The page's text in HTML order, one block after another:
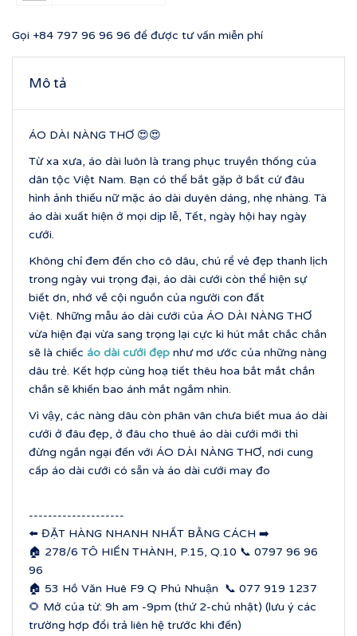
Gọi +84 797 96 96 96 để được tư vấn miễn phí
Mô tả
ÁO DÀI NÀNG THƠ 😍😍
Từ xa xưa, áo dài luôn là trang phục truyền thống của
dân tộc Việt Nam. Bạn có thể bắt gặp ở bất cứ đâu
hình ảnh thiếu nữ mặc áo dài duyên dáng, nhẹ nhàng. Tà
áo dài xuất hiện ở mọi dịp lễ, Tết, ngày hội hay ngày
cưới.
Không chỉ đem đến cho cô dâu, chú rể vẻ đẹp thanh lịch
trong ngày vui trọng đại, áo dài cưới còn thể hiện sự
biết ơn, nhớ về cội nguồn của người con đất
Việt. Những mẫu áo dài cưới của ÁO DÀI NÀNG THƠ
vừa hiện đại vừa sang trọng lại cực kì hút mắt chắc chắn
sẽ là chiếc áo dài cưới đẹp như mơ ước của những nàng
dâu trẻ. Kết hợp cùng hoạ tiết thêu hoa bắt mắt chắn
chắn sẽ khiến bao ánh mắt ngắm nhìn.
Vì vậy, các nàng dâu còn phân vân chưa biết mua áo dài
cưới ở đâu đẹp, ở đâu cho thuê áo dài cưới mới thì
đừng ngần ngại đến với ÁO DÀI NÀNG THƠ, nơi cung
cấp áo dài cưới có sẵn và áo dài cưới may đo
--------------------
⬅️ ĐẶT HÀNG NHANH NHẤT BẰNG CÁCH ➡️
🏠 278/6 TÔ HIẾN THÀNH, P.15, Q.10 📞 0797 96 96
96
🏠 53 Hồ Văn Huê F9 Q Phú Nhuận 📞 077 919 1237
🌻 Mở của từ: 9h am -9pm (thứ 2-chủ nhật) (lưu ý các
trường hợp đổi trả liên hệ trước khi đến)